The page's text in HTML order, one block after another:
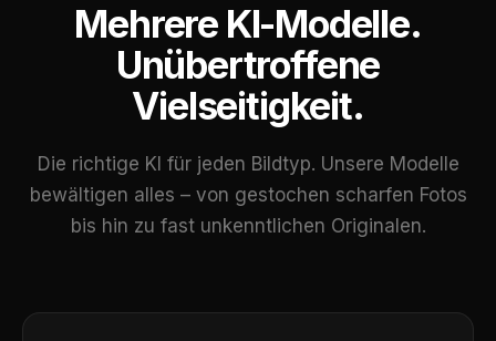
Mehrere KI-Modelle.
Unübertroffene
Vielseitigkeit.
Die richtige KI für jeden Bildtyp. Unsere Modelle
bewältigen alles – von gestochen scharfen Fotos
bis hin zu fast unkenntlichen Originalen.